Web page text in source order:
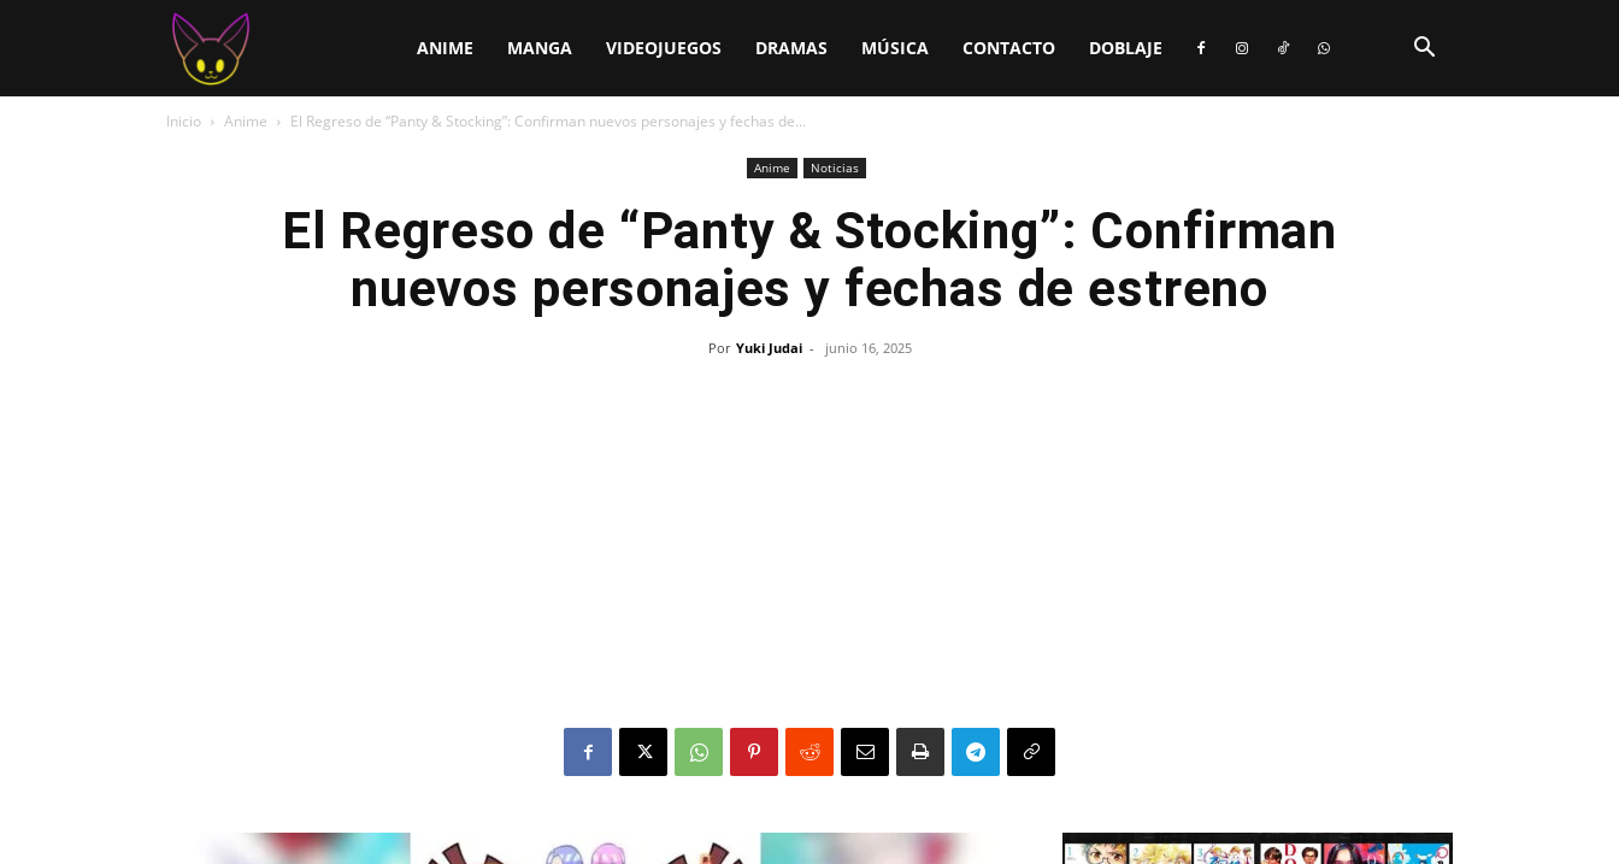
ANIME MANGA VIDEOJUEGOS DRAMAS MÚSICA CONTACTO DOBLAJE
Inicio Anime El Regreso de “Panty & Stocking”: Confirman nuevos personajes y fechas de...
Anime Noticias
El Regreso de “Panty & Stocking”: Confirman
nuevos personajes y fechas de estreno
Por Yuki Judai - junio 16, 2025